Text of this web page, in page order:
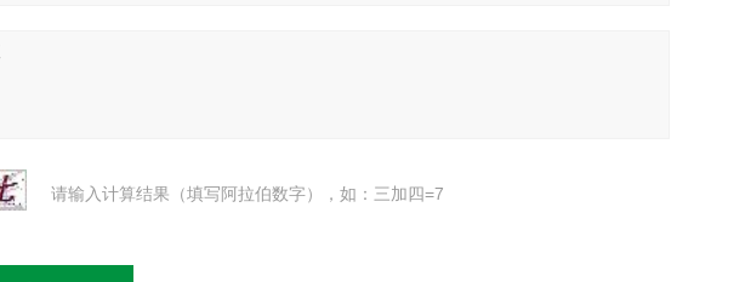
请输入计算结果（填写阿拉伯数字），如：三加四=7